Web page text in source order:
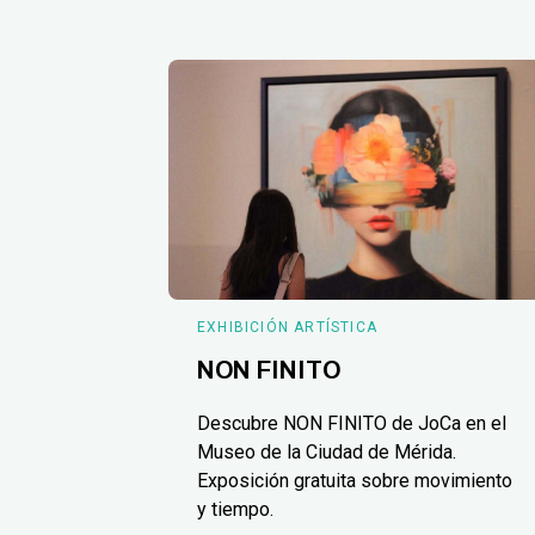
EXHIBICIÓN ARTÍSTICA
NON FINITO
Descubre NON FINITO de JoCa en el
Museo de la Ciudad de Mérida.
Exposición gratuita sobre movimiento
y tiempo.